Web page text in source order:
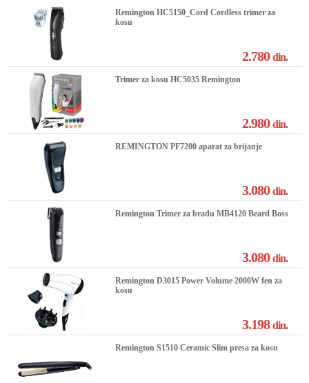
Remington HC5150_Cord Cordless trimer za
kosu
2.780din.
Trimer za kosu HC5035 Remington
2.980din.
REMINGTON PF7200 aparat za brijanje
3.080din.
Remington Trimer za bradu MB4120 Beard Boss
3.080din.
Remington D3015 Power Volume 2000W fen za
kosu
3.198din.
Remington S1510 Ceramic Slim presa za kosu